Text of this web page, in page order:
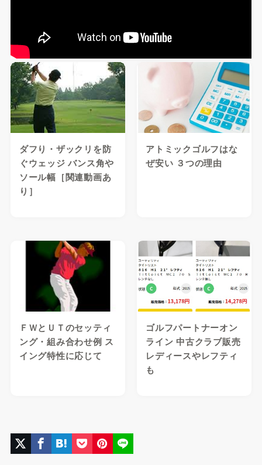
ダフり・ザックリを防
ぐウェッジ バンス角や
ソール幅［関連動画あ
り］
アトミックゴルフはな
ぜ安い ３つの理由
ＦＷとＵＴのセッティ
ング・組み合わせ例 ス
イング特性に応じて
ゴルフパートナーオン
ライン 中古クラブ販売
レディースやレフティ
も